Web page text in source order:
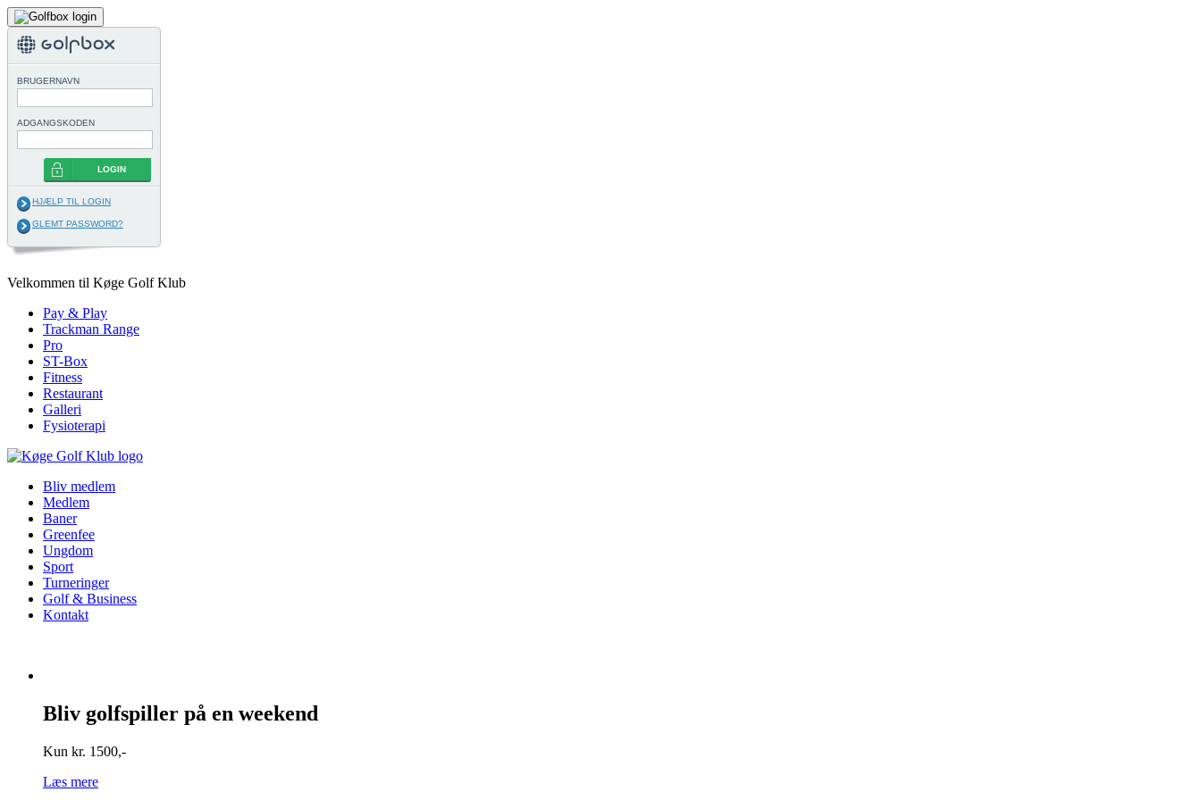
BRUGERNAVN
ADGANGSKODEN
LOGIN
HJÆLP TIL LOGIN
GLEMT PASSWORD?
Velkommen til Køge Golf Klub
Pay & Play
Trackman Range
Pro
ST-Box
Fitness
Restaurant
Galleri
Fysioterapi
Bliv medlem
Medlem
Baner
Greenfee
Ungdom
Sport
Turneringer
Golf & Business
Kontakt
Bliv golfspiller på en weekend
Kun kr. 1500,-
Læs mere